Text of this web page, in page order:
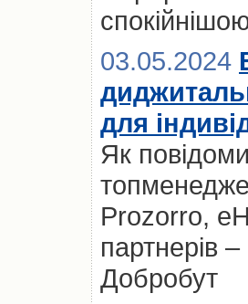
03.05.2024
для
Як
Prozorro,
партнерів
Добробут